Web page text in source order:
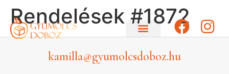
Rendelések #1872
kamilla@gyumolcsdoboz.hu